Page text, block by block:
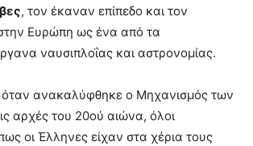
, τον έκαναν επίπεδο και τον
Ευρώπη ως ένα από τα
ναυσιπλοΐας και αστρονομίας.
όταν ανακαλύφθηκε ο Μηχανισμός των
αρχές του 20ού αιώνα, όλοι
οι Έλληνες είχαν στα χέρια τους